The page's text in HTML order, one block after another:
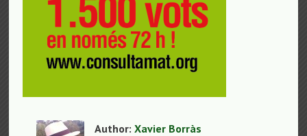
Author:Xavier Borràs